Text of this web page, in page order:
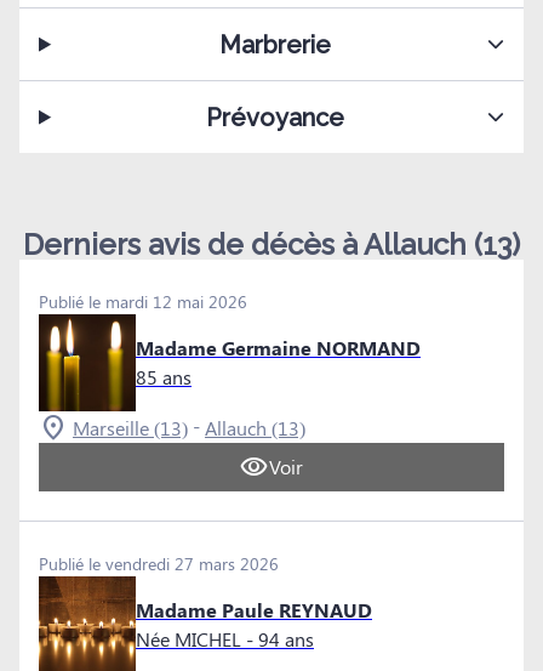
Marbrerie
Prévoyance
Derniers avis de décès à Allauch (13)
Publié le mardi 12 mai 2026
Madame Germaine NORMAND
85 ans
Marseille (13) -Allauch (13)
Voir
Publié le vendredi 27 mars 2026
Madame Paule REYNAUD
Née MICHEL - 94 ans